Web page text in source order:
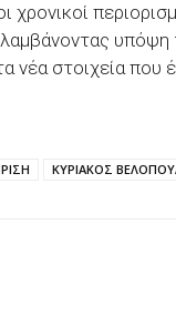
χρονικοί
υπόψη
νέα στοιχεία που
ΚΥΡΙΑΚΟΣ